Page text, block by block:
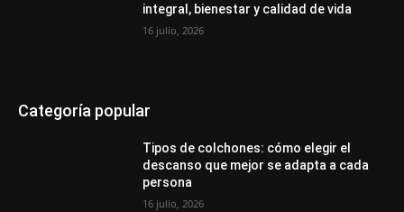
integral, bienestar y calidad de vida
16 julio, 2026
Categoría popular
Tipos de colchones: cómo elegir el
descanso que mejor se adapta a cada
persona
16 julio, 2026